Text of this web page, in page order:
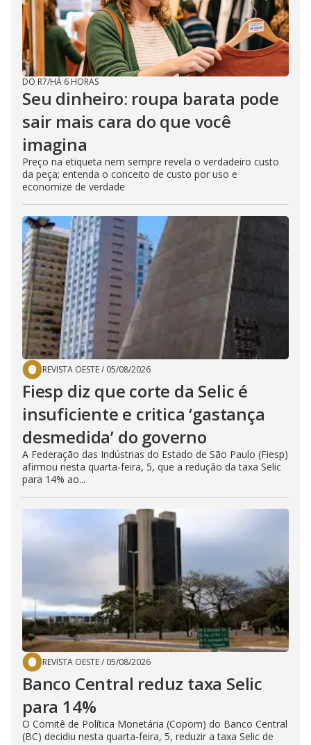
DO R7/HÁ 6 HORAS
Seu dinheiro: roupa barata pode
sair mais cara do que você
imagina
Preço na etiqueta nem sempre revela o verdadeiro custo
da peça; entenda o conceito de custo por uso e
economize de verdade
REVISTA OESTE/ 05/08/2026
Fiesp diz que corte da Selic é
insuficiente e critica ‘gastança
desmedida’ do governo
A Federação das Indústrias do Estado de São Paulo (Fiesp)
afirmou nesta quarta-feira, 5, que a redução da taxa Selic
para 14% ao...
REVISTA OESTE/ 05/08/2026
Banco Central reduz taxa Selic
para 14%
O Comitê de Política Monetária (Copom) do Banco Central
(BC) decidiu nesta quarta-feira, 5, reduzir a taxa Selic de